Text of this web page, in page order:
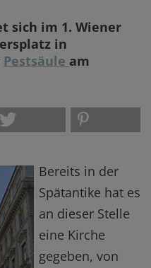
sich im 1. Wiener
in
Pestsäule am
Bereits in der
Spätantike hat es
an dieser Stelle
eine Kirche
gegeben, von